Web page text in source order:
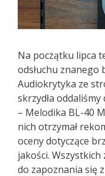
Na początku lipca
odsłuchu znanego
Audiokrytyka ze
skrzydła
– Melodika BL-40
nich otrzymał
oceny dotyczące
jakości.
do zapoznania się